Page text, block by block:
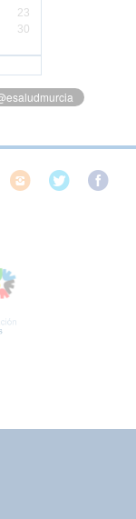
23
30